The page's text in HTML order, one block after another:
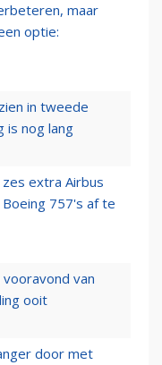
maar
optie:
in tweede
is nog lang
extra Airbus
757's af te
vooravond van
ooit
door met